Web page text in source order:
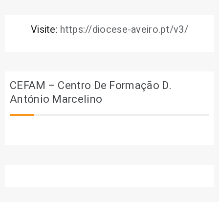
Visite: https://diocese-aveiro.pt/v3/
CEFAM – Centro De Formação D.
António Marcelino